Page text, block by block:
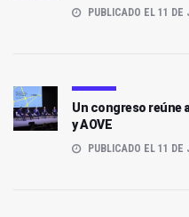
PUBLICADO EL 11 DE
Un congreso reúne
y AOVE
PUBLICADO EL 11 DE